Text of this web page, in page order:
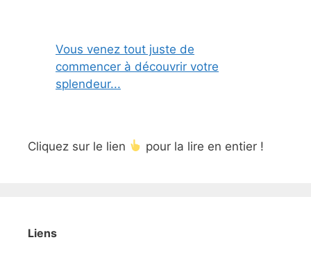
Vous venez tout juste de
commencer à découvrir votre
splendeur...
Cliquez sur le lien pour la lire en entier !
Liens